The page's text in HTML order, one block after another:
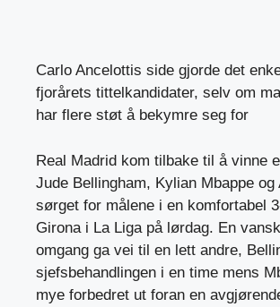
Carlo Ancelottis side gjorde det
fjorårets tittelkandidater, selv om
har flere støt å bekymre seg for
Real Madrid kom tilbake til å vinne
Jude Bellingham, Kylian Mbappe og
sørget for målene i en komfortabel
Girona i La Liga på lørdag. En
omgang ga vei til en lett andre,
sjefsbehandlingen i en time mens
mye forbedret ut foran en